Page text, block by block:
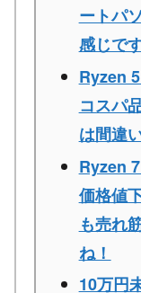
ートパ
感じで
Ryzen
コスパ
は間違
Ryzen
価格値
も売れ
ね！
10万円